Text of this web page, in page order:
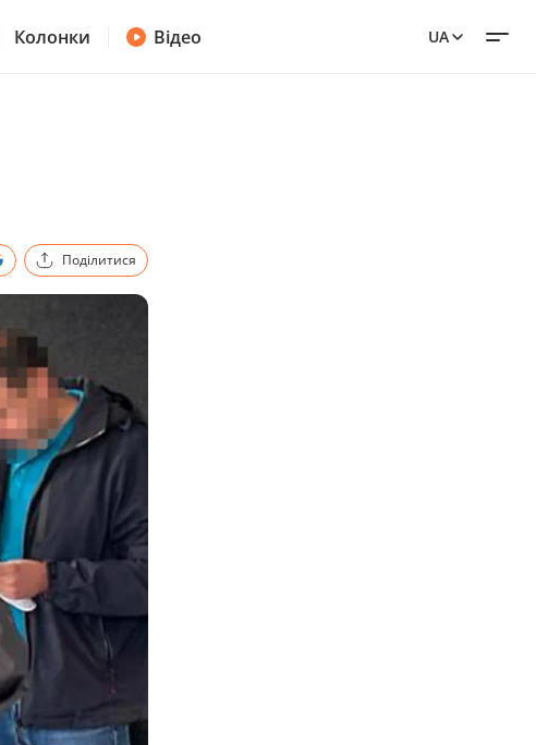
Колонки Відео UA
Поділитися